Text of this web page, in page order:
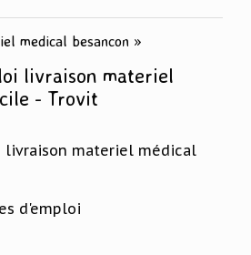
medical besancon »
livraison materiel
- Trovit
livraison materiel médical
d'emploi